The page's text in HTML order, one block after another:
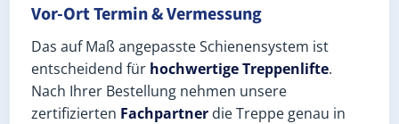
Vor-Ort Termin & Vermessung
Das auf Maß angepasste Schienensystem ist
entscheidend für hochwertige Treppenlifte.
Nach Ihrer Bestellung nehmen unsere
zertifizierten Fachpartner die Treppe genau in